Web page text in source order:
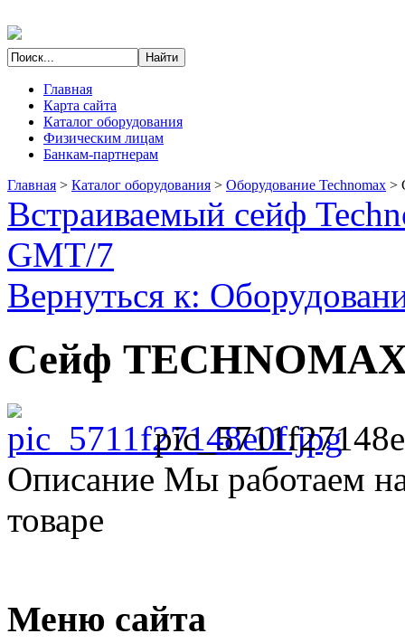
Главная
Карта сайта
Каталог оборудования
Физическим лицам
Банкам-партнерам
Главная > Каталог оборудования > Оборудование Technomax >
Встраиваемый сейф
GMT/7
Вернуться к:
Сейф
Описание Мы работаем
товаре
Меню сайта